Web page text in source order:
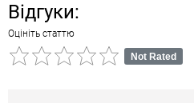
Відгуки:
Оцініть статтю
Not Rated